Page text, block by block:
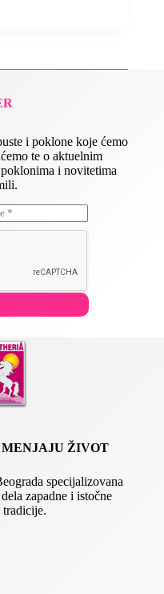
i poklone koje ćemo
te o aktuelnim
i novitetima
ŽIVOT
specijalizovana
zapadne i istočne
tradicije.